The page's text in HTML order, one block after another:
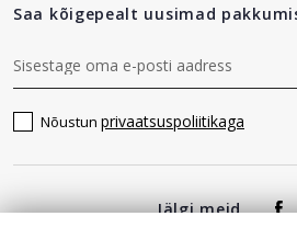
Saa kõigepealt uusimad
Nõustun privaatsuspoliitikaga
Jälgi meid